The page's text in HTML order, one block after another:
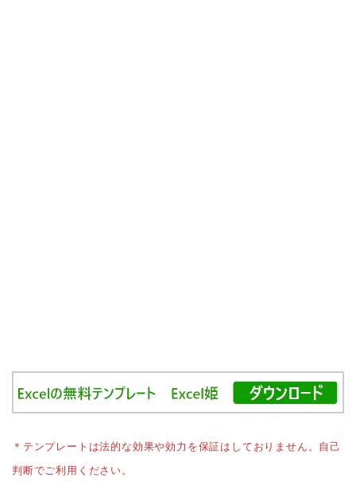
＊テンプレートは法的な効果や効力を保証はしておりません。自己
判断でご利用ください。